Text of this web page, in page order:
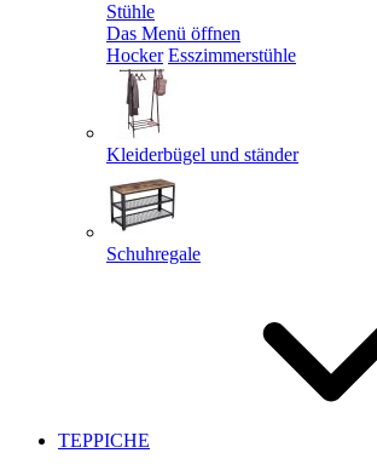
Stühle
Das Menü öffnen
Hocker Esszimmerstühle
Kleiderbügel und ständer
Schuhregale
TEPPICHE